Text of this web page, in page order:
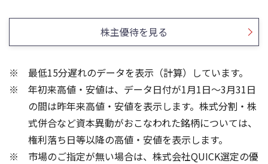
3,500
4,000
5,000
5,500
200
3,000
4,000
6,000
7,000
500
1,000
1,500
2,000
株主優待を見る
最低15分遅れのデータを表示（計算）しています。
年初来高値・安値は、データ日付が1月1日～3月31日
の間は昨年来高値・安値を表示します。株式分割・株
式併合など資本異動がおこなわれた銘柄については、
権利落ち日等以降の高値・安値を表示します。
市場のご指定が無い場合は、株式会社QUICK選定の優